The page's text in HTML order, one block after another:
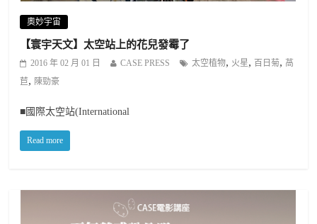
奧妙宇宙
【寰宇天文】太空站上的花兒發霉了
2016 年 02 月 01 日 CASE PRESS 太空植物, 火星,百日菊,萵
苣, 陳勁豪
■國際太空站(International
Read more